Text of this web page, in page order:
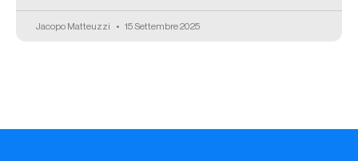
Jacopo Matteuzzi 15 Settembre 2025